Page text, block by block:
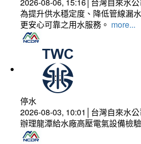
為提升供水穩定度、降低管線漏
更安心可靠之用水服務。 more...
停水
2026-08-03, 10:01│台灣自來水
辦理龍潭給水廠高壓電氣設備檢